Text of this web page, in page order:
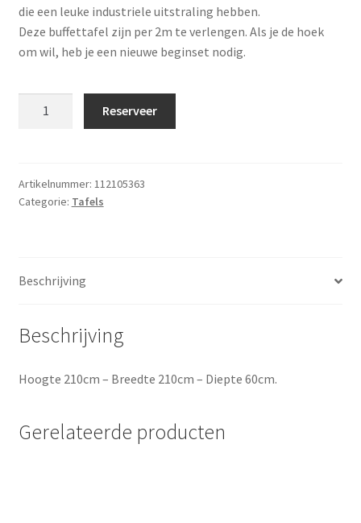
die een leuke industriele uitstraling hebben.
Deze buffettafel zijn per 2m te verlengen. Als je de hoek
om wil, heb je een nieuwe beginset nodig.
Reserveer
Artikelnummer: 112105363
Categorie: Tafels
Beschrijving
Beschrijving
Hoogte 210cm – Breedte 210cm – Diepte 60cm.
Gerelateerde producten